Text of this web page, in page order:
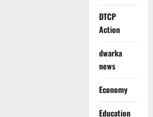
DTCP
Action
dwarka
news
Economy
Education